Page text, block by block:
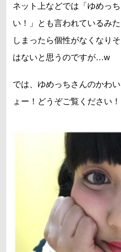
ネット上などでは「ゆめっ
い！」とも言われているみ
しまったら個性がなくなり
はないと思うのですが…w
では、ゆめっちさんのかわ
ょー！どうぞご覧ください！